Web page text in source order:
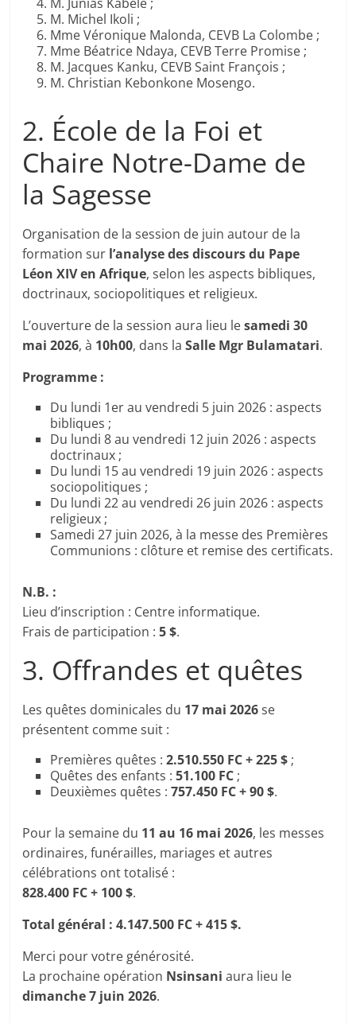
M. Junias Kabele ;
M. Michel Ikoli ;
Mme Véronique Malonda, CEVB La Colombe ;
Mme Béatrice Ndaya, CEVB Terre Promise ;
M. Jacques Kanku, CEVB Saint François ;
M. Christian Kebonkone Mosengo.
2. École de la Foi et
Chaire Notre-Dame de
la Sagesse
Organisation de la session de juin autour de la
formation sur l’analyse des discours du Pape
Léon XIV en Afrique, selon les aspects bibliques,
doctrinaux, sociopolitiques et religieux.
L’ouverture de la session aura lieu lesamedi 30
mai 2026, à 10h00, dans laSalle Mgr Bulamatari.
Programme :
Du lundi 1er au vendredi 5 juin 2026 : aspects
bibliques ;
Du lundi 8 au vendredi 12 juin 2026 : aspects
doctrinaux ;
Du lundi 15 au vendredi 19 juin 2026 : aspects
sociopolitiques ;
Du lundi 22 au vendredi 26 juin 2026 : aspects
religieux ;
Samedi 27 juin 2026, à la messe des Premières
Communions : clôture et remise des certificats.
N.B. :
Lieu d’inscription : Centre informatique.
Frais de participation :5 $.
3. Offrandes et quêtes
Les quêtes dominicales du 17 mai 2026se
présentent comme suit :
Premières quêtes :2.510.550 FC + 225 $;
Quêtes des enfants :51.100 FC;
Deuxièmes quêtes :757.450 FC + 90 $.
Pour la semaine du 11 au 16 mai 2026, les messes
ordinaires, funérailles, mariages et autres
célébrations ont totalisé :
828.400 FC + 100 $.
Total général : 4.147.500 FC + 415 $.
Merci pour votre générosité.
La prochaine opération Nsinsani aura lieu le
dimanche 7 juin 2026.